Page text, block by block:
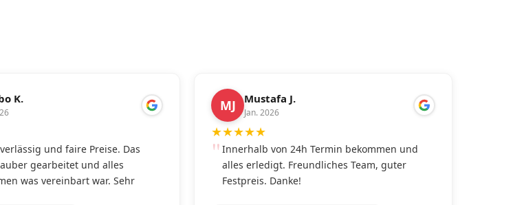
K.
und faire Preise. Das
gearbeitet und alles
was vereinbart war. Sehr
MJ Mustafa J.
Jan. 2026
★★★★★
Innerhalb von 24h Termin bekommen und
alles erledigt. Freundliches Team, guter
Festpreis. Danke!